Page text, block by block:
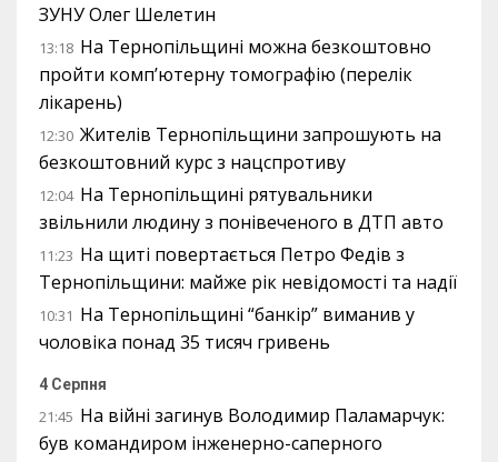
ЗУНУ Олег Шелетин
13:18 На Тернопільщині можна безкоштовно
пройти комп’ютерну томографію (перелік
лікарень)
12:30 Жителів Тернопільщини запрошують на
безкоштовний курс з нацспротиву
12:04 На Тернопільщині рятувальники
звільнили людину з понівеченого в ДТП авто
11:23 На щиті повертається Петро Федів з
Тернопільщини: майже рік невідомості та надії
10:31 На Тернопільщині “банкір” виманив у
чоловіка понад 35 тисяч гривень
4 Серпня
21:45 На війні загинув Володимир Паламарчук:
був командиром інженерно-саперного